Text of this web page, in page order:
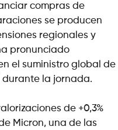
compras de
se producen
regionales y
pronunciado
el suministro global de
durante la jornada.
de +0,3%
Micron, una de las